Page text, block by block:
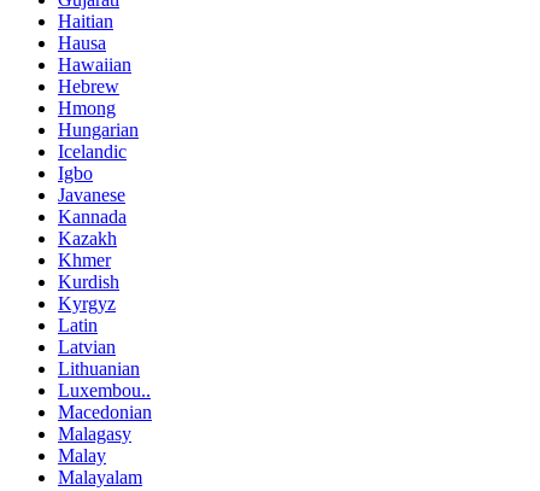
Haitian
Hausa
Hawaiian
Hebrew
Hmong
Hungarian
Icelandic
Igbo
Javanese
Kannada
Kazakh
Khmer
Kurdish
Kyrgyz
Latin
Latvian
Lithuanian
Luxembou..
Macedonian
Malagasy
Malay
Malayalam